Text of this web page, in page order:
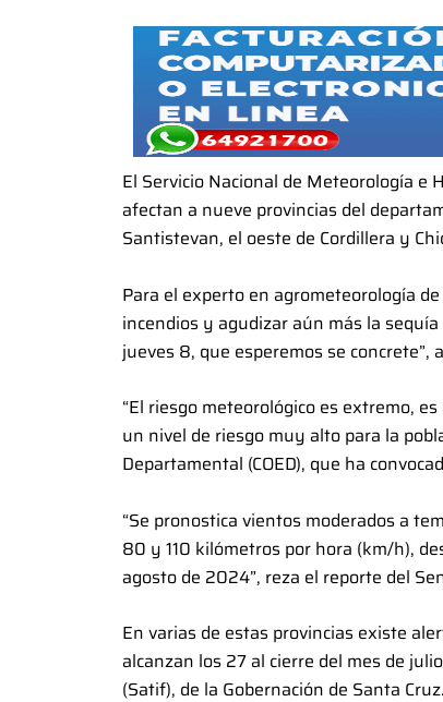
El Servicio Nacional de Meteorología
afectan a nueve provincias del
Santistevan, el oeste de Cordillera y
Para el experto en agrometeorología
incendios y agudizar aún más la
jueves 8, que esperemos se concrete”,
“El riesgo meteorológico es extremo,
un nivel de riesgo muy alto para la
Departamental (COED), que ha
“Se pronostica vientos moderados a
80 y 110 kilómetros por hora (km/h),
agosto de 2024”, reza el reporte del
En varias de estas provincias existe
alcanzan los 27 al cierre del mes de
(Satif), de la Gobernación de Santa Cruz.